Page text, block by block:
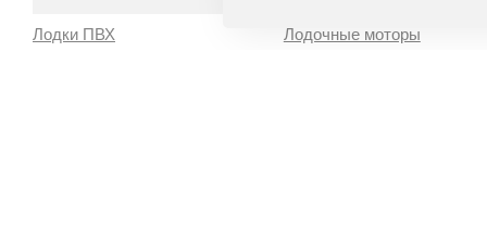
Лодки ПВХ Лодочные моторы